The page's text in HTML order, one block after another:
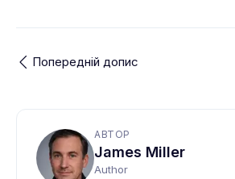
Попередній допис
АВТОР
James Miller
Author